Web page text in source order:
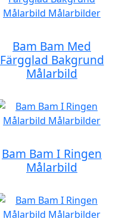
Bam Bam Med
Färgglad Bakgrund
Målarbild
Bam Bam I Ringen
Målarbild